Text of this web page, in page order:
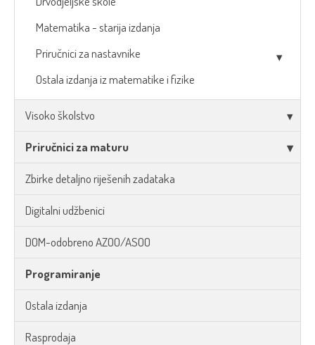
Matematika - starija izdanja
Priručnici za nastavnike
Ostala izdanja iz matematike i fizike
Visoko školstvo
Priručnici za maturu
Zbirke detaljno riješenih zadataka
Digitalni udžbenici
DOM-odobreno AZOO/ASOO
Programiranje
Ostala izdanja
Rasprodaja